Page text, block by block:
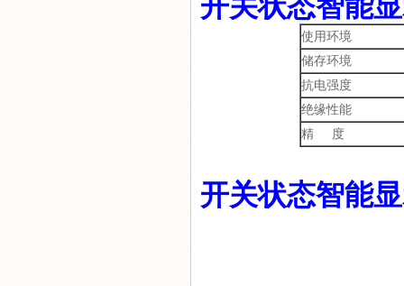
开关状态智能
使用环境
储存环境
抗电强度
绝缘性能
精 度
开关状态智能